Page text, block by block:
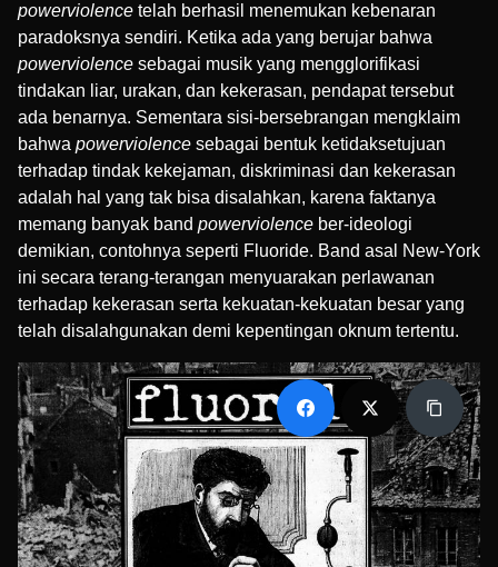
powerviolence telah berhasil menemukan kebenaran
paradoksnya sendiri. Ketika ada yang berujar bahwa
powerviolence sebagai musik yang mengglorifikasi
tindakan liar, urakan, dan kekerasan, pendapat tersebut
ada benarnya. Sementara sisi-bersebrangan mengklaim
bahwa powerviolence sebagai bentuk ketidaksetujuan
terhadap tindak kekejaman, diskriminasi dan kekerasan
adalah hal yang tak bisa disalahkan, karena faktanya
memang banyak band powerviolence ber-ideologi
demikian, contohnya seperti Fluoride. Band asal New-York
ini secara terang-terangan menyuarakan perlawanan
terhadap kekerasan serta kekuatan-kekuatan besar yang
telah disalahgunakan demi kepentingan oknum tertentu.